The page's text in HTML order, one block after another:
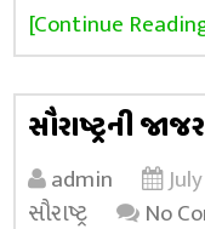
[Continue
સૌરાષ્ટ્રની
admin
સૌરાષ્ટ્ર
No